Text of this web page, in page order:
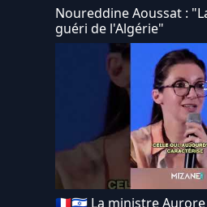
Noureddine Aoussat :
guéri de l'Algérie"
🇫🇷🇮🇱 La ministre